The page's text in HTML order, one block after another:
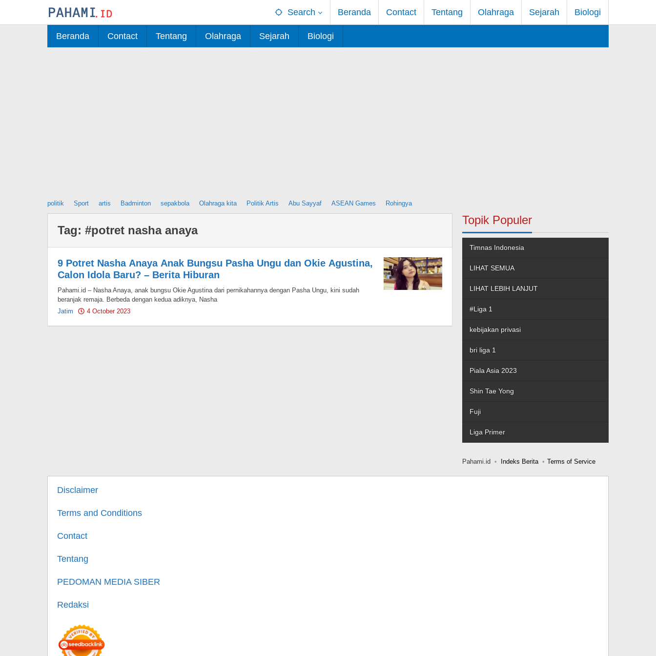
Search Beranda Contact Tentang Olahraga Sejarah Biologi
Beranda Contact Tentang Olahraga Sejarah Biologi
politik Sport artis Badminton sepakbola Olahraga kita Politik Artis Abu Sayyaf ASEAN Games Rohingya
Tag: #potret nasha anaya
9 Potret Nasha Anaya Anak Bungsu Pasha Ungu dan Okie Agustina,
Calon Idola Baru? – Berita Hiburan
Pahami.id – Nasha Anaya, anak bungsu Okie Agustina dari pernikahannya dengan Pasha Ungu, kini sudah
beranjak remaja. Berbeda dengan kedua adiknya, Nasha
Jatim
4 October 2023
Topik Populer
Timnas Indonesia
LIHAT SEMUA
LIHAT LEBIH LANJUT
#Liga 1
kebijakan privasi
bri liga 1
Piala Asia 2023
Shin Tae Yong
Fuji
Liga Primer
Pahami.id Indeks Berita Terms of Service
Disclaimer
Terms and Conditions
Contact
Tentang
PEDOMAN MEDIA SIBER
Redaksi